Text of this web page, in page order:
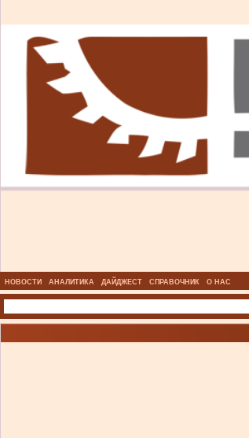
НОВОСТИ АНАЛИТИКА ДАЙДЖЕСТ СПРАВОЧНИК О НАС